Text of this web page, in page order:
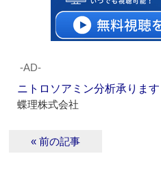
‐AD‐
ニトロソアミン分析承りま
蝶理株式会社
« 前の記事